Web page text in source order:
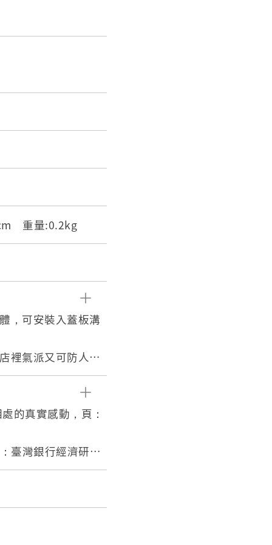
重量:0.2kg
，可安裝入蓋板溝
裡氣派又可防人順
中貴重物品亦可置
為之。長七尺，闊
者，用貯銀錢數
的真實感動，頁：
臺灣銀行經濟研究